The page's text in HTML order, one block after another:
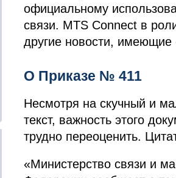
официальному
связи. MTS Connect в
другие новости, имеющие
О Приказе № 411
Несмотря на скучный и
текст, важность этого
трудно переоценить.
«Министерство связи и